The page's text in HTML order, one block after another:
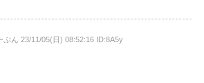
ぷん 23/11/05(日) 08:52:16 ID:8A5y